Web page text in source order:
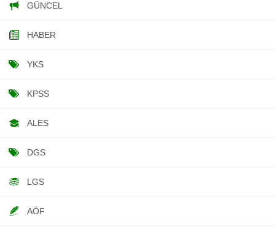
GÜNCEL
HABER
YKS
KPSS
ALES
DGS
LGS
AÖF